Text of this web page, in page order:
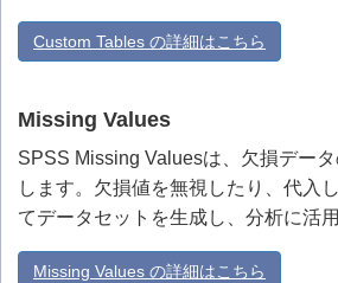
Custom Tables の詳細はこちら
Missing Values
SPSS Missing Valuesは、欠損デー
します。欠損値を無視したり、代入
てデータセットを生成し、分析に活
Missing Values の詳細はこちら